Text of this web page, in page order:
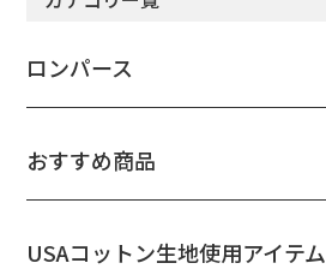
ロンパース
おすすめ商品
USAコットン生地使用アイテム